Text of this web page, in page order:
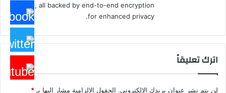
sharing, all backed by end-to-end encryption
for enhanced privacy.
اترك تعليقاً
لن يتم نشر عنوان بريدك الإلكتروني. الحقول الإلزامية مشار إليها بـ *